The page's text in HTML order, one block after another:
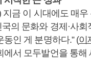
지금 이 시대에도 매
의 문화와 경제·사
인 게 분명하다.” (이
에서 모두발언을 통